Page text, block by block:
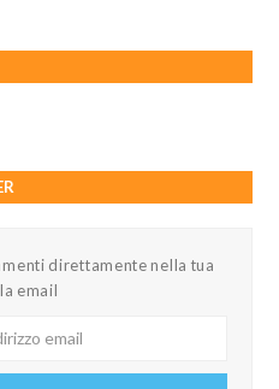
direttamente nella tua
email